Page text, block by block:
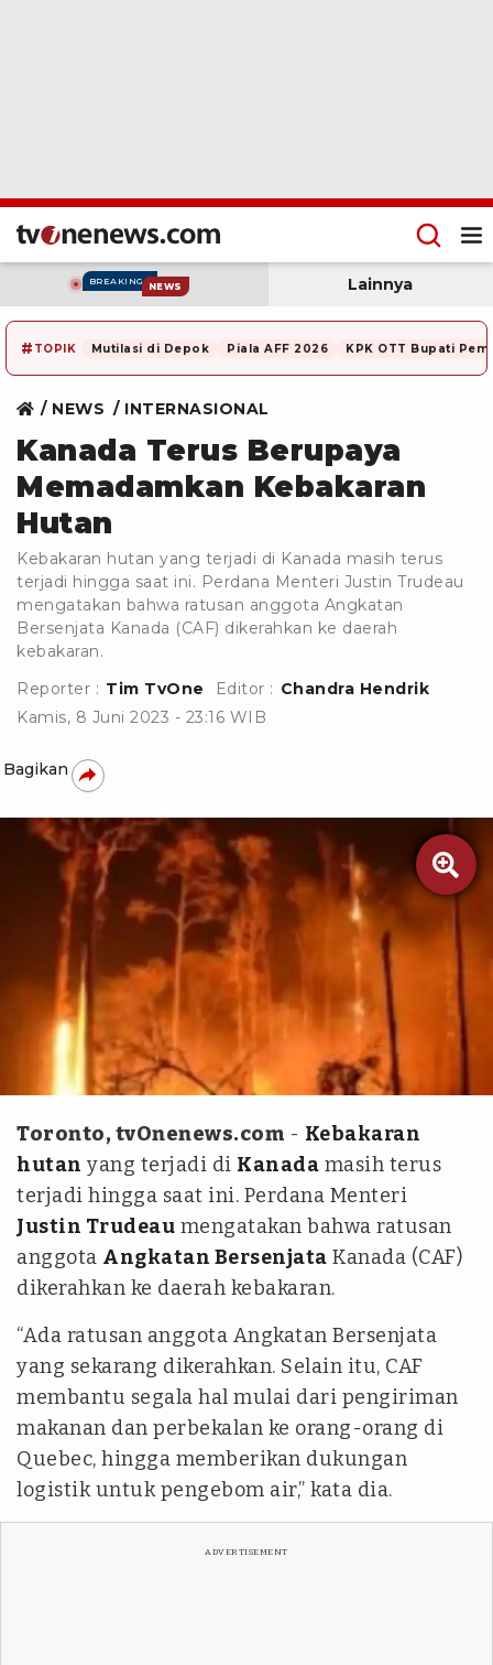
BREAKING NEWS Lainnya
# TOPIK Mutilasi di Depok Piala AFF 2026 KPK OTT Bupati
NEWS INTERNASIONAL
Kanada Terus Berupaya
Memadamkan Kebakaran
Hutan
Kebakaran hutan yang terjadi di Kanada masih terus
terjadi hingga saat ini. Perdana Menteri Justin Trudeau
mengatakan bahwa ratusan anggota Angkatan
Bersenjata Kanada (CAF) dikerahkan ke daerah
kebakaran.
Reporter : Tim TvOne Editor : Chandra Hendrik
Kamis, 8 Juni 2023 - 23:16 WIB
Bagikan

Antara
Toronto, tvOnenews.com - Kebakaran
hutan yang terjadi di Kanada masih terus
terjadi hingga saat ini. Perdana Menteri
Justin Trudeau mengatakan bahwa ratusan
anggota Angkatan Bersenjata Kanada (CAF)
dikerahkan ke daerah kebakaran.
“Ada ratusan anggota Angkatan Bersenjata
yang sekarang dikerahkan. Selain itu, CAF
membantu segala hal mulai dari pengiriman
makanan dan perbekalan ke orang-orang di
Quebec, hingga memberikan dukungan
logistik untuk pengebom air,” kata dia.
ADVERTISEMENT